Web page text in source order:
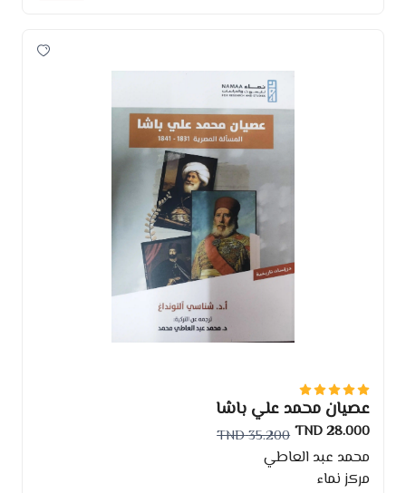
عصيان محمد علي باشا
28.000 TND
35.200 TND
محمد عبد العاطي
مركز نماء